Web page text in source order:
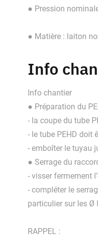
● Pression
● Matière : laiton
Info
Info chantier
● Préparation du
- la coupe du tube
- le tube PEHD doit
- emboîter le tuyau
● Serrage du
- visser fermement
- compléter le
particulier sur les Ø
RAPPEL :